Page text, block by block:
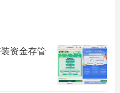
大品牌，参编多项行业标
生产、销售、服务为一体
凭借雄厚的技术积累和完
到2017年霍尔新风（Kingh
资金存管